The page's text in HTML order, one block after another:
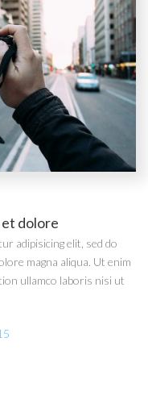
dolore
adipisicing elit, sed do
magna aliqua. Ut enim
ullamco laboris nisi ut